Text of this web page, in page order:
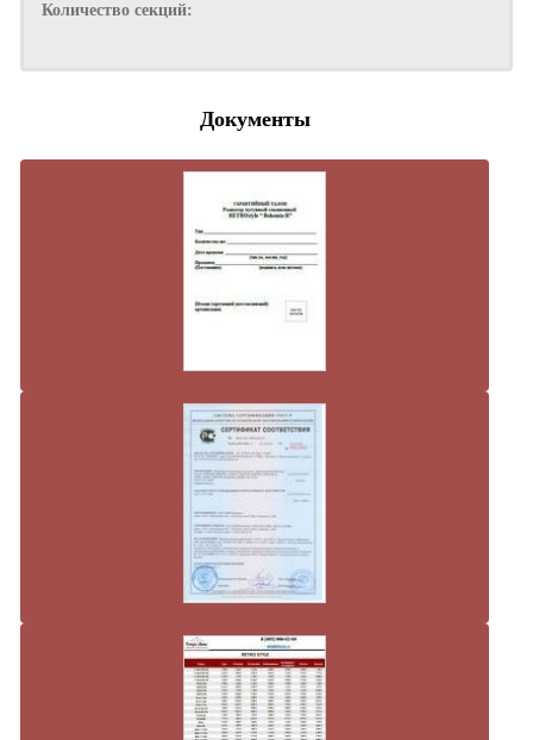
Количество секций:
Документы